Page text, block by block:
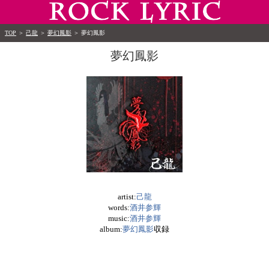
TOP ＞ 己龍 ＞ 夢幻鳳影 ＞ 夢幻鳳影
夢幻鳳影
artist:己龍
words:酒井参輝
music:酒井参輝
album:夢幻鳳影収録